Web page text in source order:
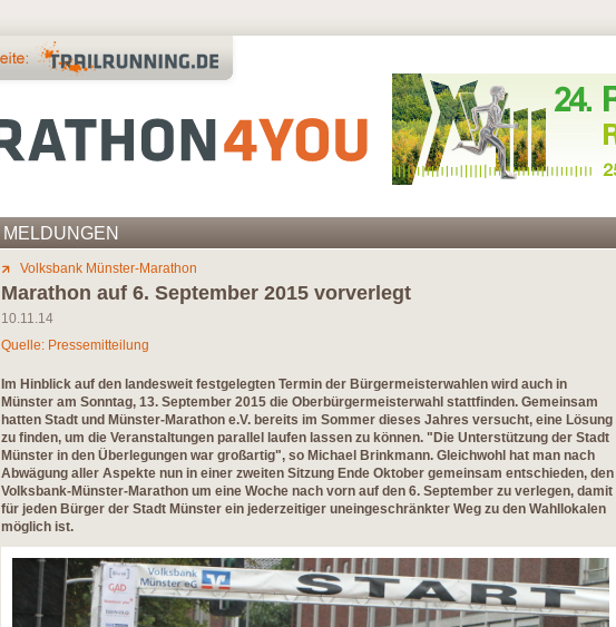
MELDUNGEN
Volksbank Münster-Marathon
Marathon auf 6. September 2015 vorverlegt
10.11.14
Quelle: Pressemitteilung
Im Hinblick auf den landesweit festgelegten Termin der Bürgermeisterwahlen wird auch in
Münster am Sonntag, 13. September 2015 die Oberbürgermeisterwahl stattfinden. Gemeinsam
hatten Stadt und Münster-Marathon e.V. bereits im Sommer dieses Jahres versucht, eine Lösung
zu finden, um die Veranstaltungen parallel laufen lassen zu können. "Die Unterstützung der Stadt
Münster in den Überlegungen war großartig", so Michael Brinkmann. Gleichwohl hat man nach
Abwägung aller Aspekte nun in einer zweiten Sitzung Ende Oktober gemeinsam entschieden, den
Volksbank-Münster-Marathon um eine Woche nach vorn auf den 6. September zu verlegen, damit
für jeden Bürger der Stadt Münster ein jederzeitiger uneingeschränkter Weg zu den Wahllokalen
möglich ist.